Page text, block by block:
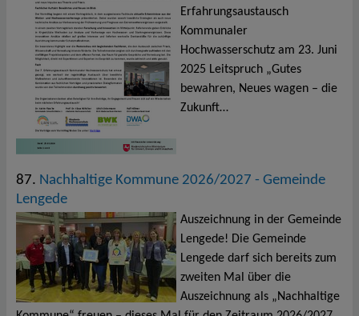
Erfahrungsaustausch
Kommunaler
Hochwasserschutz am 23. Juni
2025 Leitspruch „Gutes
bewahren, Neues wagen – die
Zukunft…
87. Nachhaltige Kommune 2026/2027 - Gemeinde
Lengede
Auszeichnung in der Gemeinde
Lengede! Die Gemeinde
Lengede darf sich bereits zum
zweiten Mal über die
Auszeichnung als „Nachhaltige